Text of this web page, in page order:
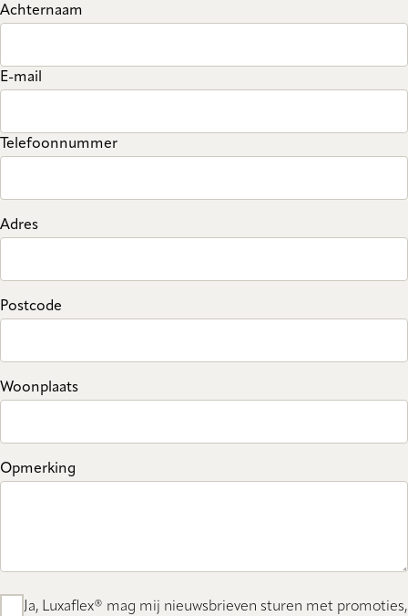
Achternaam
E-mail
Telefoonnummer
Adres
Postcode
Woonplaats
Opmerking
Ja, Luxaflex® mag mij nieuwsbrieven sturen met promoties,